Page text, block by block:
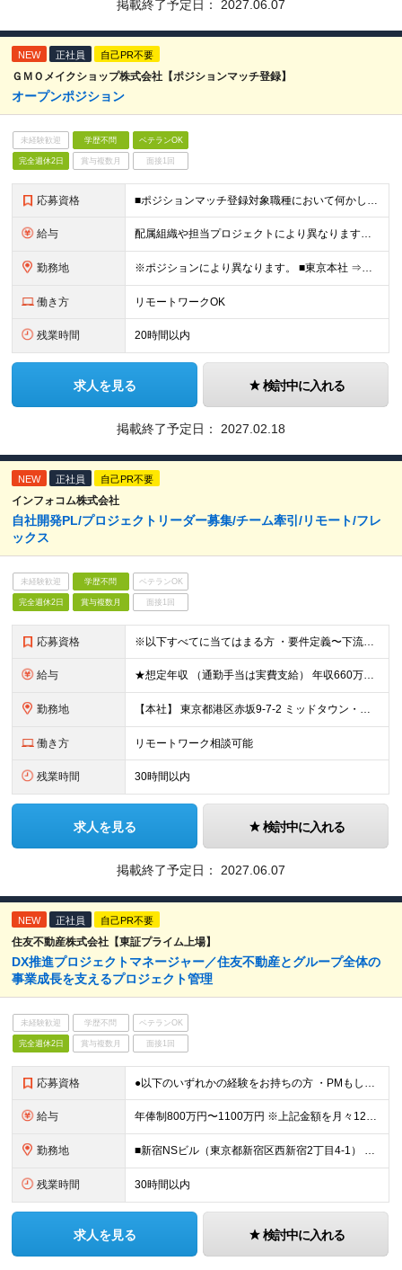
掲載終了予定日： 2027.06.07
NEW 正社員 自己PR不要
ＧＭＯメイクショップ株式会社【ポジションマッチ登録】
オープンポジション
未経験歓迎 学歴不問 ベテランOK
完全週休2日 賞与複数月 面接1回
応募資格 ■ポジションマッチ登録対象職種において何かしらの知識・経験を有する方 【活かせる経験・スキル】 ポジションマッチ登録対象職種に関連する知識・経験 ※該当ポジションが数多く存在する為、様々な経験が活
給与 配属組織や担当プロジェクトにより異なります。 ＜参考情報＞ 月給：300,000～800,000円 ※スキル・経験・前職給与を考慮し決定します ※固定残業代30時間相当分を含む ※試用期間3ヶ月（労
勤務地 ※ポジションにより異なります。 ■東京本社 ⇒東京都渋谷区桜丘町26-1 セルリアンタワー ■西日本支社 ⇒大阪府大阪市北区大深町3番1号 グランフロント大阪タワーB 23F ■福岡支社 ⇒福岡
働き方 リモートワークOK
残業時間 20時間以内
求人を見る 検討中に入れる
掲載終了予定日： 2027.02.18
NEW 正社員 自己PR不要
インフォコム株式会社
自社開発PL/プロジェクトリーダー募集/チーム牽引/リモート/フレ
ックス
未経験歓迎 学歴不問 ベテランOK
完全週休2日 賞与複数月 面接1回
応募資格 ※以下すべてに当てはまる方 ・要件定義〜下流工程まで一貫したプロジェクトへの参画経験 ・ERP製品の導入経験
給与 ★想定年収 （通勤手当は実費支給） 年収660万円〜890万円（月給制） ※当社規定により経験とスキルに応じた処遇を提示させていただきます。 ※入社後3カ月間は試用期間です。 ※試用期間中の基礎給は1
勤務地 【本社】 東京都港区赤坂9-7-2 ミッドタウン・イースト10F ※(変更の範囲)上記を除く当社関連勤務地
働き方 リモートワーク相談可能
残業時間 30時間以内
求人を見る 検討中に入れる
掲載終了予定日： 2027.06.07
NEW 正社員 自己PR不要
住友不動産株式会社【東証プライム上場】
DX推進プロジェクトマネージャー／住友不動産とグループ全体の
事業成⻑を⽀えるプロジェクト管理
未経験歓迎 学歴不問 ベテランOK
完全週休2日 賞与複数月 面接1回
応募資格 ●以下のいずれかの経験をお持ちの方 ・PMもしくはPLの経験 ・データベースを⽤いたシステムの設計、開発 ・基幹業務システムの設計、開発、運⽤経験 ≪開発環境≫ ●C#、VB.NET、ASP.NET
給与 年俸制800万円〜1100万円 ※上記金額を月々12分割支給 ※前職年収、経験、実績を幅広く考慮して決定します。 ※上記年俸には固定残業代（月額約40時間分／15万8千円～）が含まれます。残業がない場
勤務地 ■新宿NSビル（東京都新宿区西新宿2丁目4-1） ※(変更の範囲)当社の管轄する全ての事業所の範囲において、勤務地の変更を命ずることがあります（転居を伴うものを含む。ただし配属先のDX推進部は東京に
残業時間 30時間以内
求人を見る 検討中に入れる